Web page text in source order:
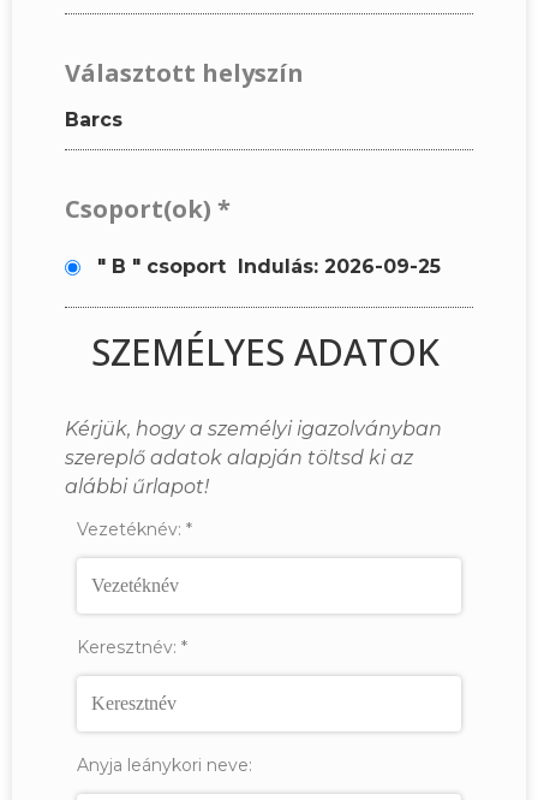
Választott helyszín
Barcs
Csoport(ok) *
" B " csoport Indulás: 2026-09-25
SZEMÉLYES ADATOK
Kérjük, hogy a személyi igazolványban
szereplő adatok alapján töltsd ki az
alábbi űrlapot!
Vezetéknév: *
Keresztnév: *
Anyja leánykori neve: